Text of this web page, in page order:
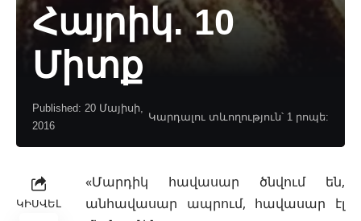
Հայրիկ. 10
Միտք
Published: 20 Մայիսի,
2016
Կարդալու տևողություն՝ 1 րոպե:
ԿԻՍՎԵԼ
«Մարդիկ հավասար ծնվում են,
անհավասար ապրում, հավասար էլ